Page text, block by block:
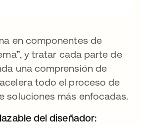
en componentes de
y tratar cada parte de
una comprensión de
todo el proceso de
soluciones más enfocadas.
del diseñador: